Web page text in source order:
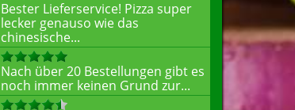
Bester Lieferservice! Pizza super
lecker genauso wie das
chinesische...
Nach über 20 Bestellungen gibt es
noch immer keinen Grund zur...